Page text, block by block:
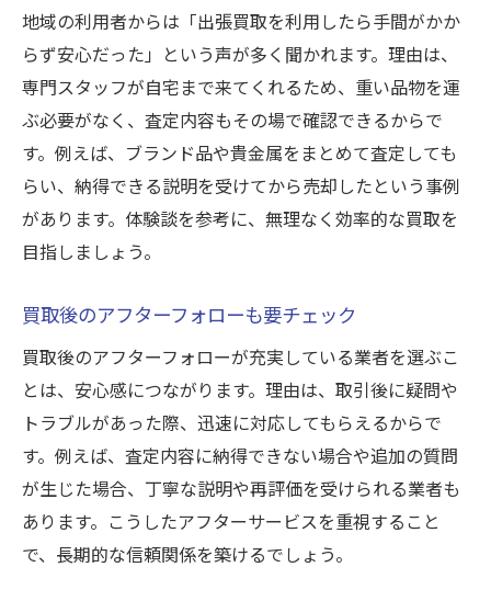
地域の利用者からは「出張買取を利用したら手間がかか
らず安心だった」という声が多く聞かれます。理由は、
専門スタッフが自宅まで来てくれるため、重い品物を運
ぶ必要がなく、査定内容もその場で確認できるからで
す。例えば、ブランド品や貴金属をまとめて査定しても
らい、納得できる説明を受けてから売却したという事例
があります。体験談を参考に、無理なく効率的な買取を
目指しましょう。
買取後のアフターフォローも要チェック
買取後のアフターフォローが充実している業者を選ぶこ
とは、安心感につながります。理由は、取引後に疑問や
トラブルがあった際、迅速に対応してもらえるからで
す。例えば、査定内容に納得できない場合や追加の質問
が生じた場合、丁寧な説明や再評価を受けられる業者も
あります。こうしたアフターサービスを重視すること
で、長期的な信頼関係を築けるでしょう。